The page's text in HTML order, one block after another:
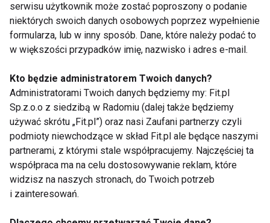
www.fit.pl
KRĘGOSŁUP ĆWICZENIA NA KRĘGOSŁUP
BÓLE KRĘGOSŁUPA ŁAGODZENIE BÓLU
POZYTYWNE DZIAŁANIE USA NAUKOWCY
BADANIA JOGA STRETCHING
KLINIKA KRĘGOSŁUPA ZDROWY KRĘGOSŁUP
ĆWICZENIA
serwisu użytkownik może zostać poproszony o podanie
niektórych swoich danych osobowych poprzez wypełnienie
formularza, lub w inny sposób. Dane, które należy podać to
w większości przypadków imię, nazwisko i adres e-mail.
Kto będzie administratorem Twoich danych?
Administratorami Twoich danych będziemy my: Fit.pl
Sp.z.o.o z siedzibą w Radomiu (dalej także będziemy
używać skrótu „Fit.pl”) oraz nasi Zaufani partnerzy czyli
podmioty niewchodzące w skład Fit.pl ale będące naszymi
partnerami, z którymi stale współpracujemy. Najczęściej ta
współpraca ma na celu dostosowywanie reklam, które
widzisz na naszych stronach, do Twoich potrzeb
i zainteresowań.